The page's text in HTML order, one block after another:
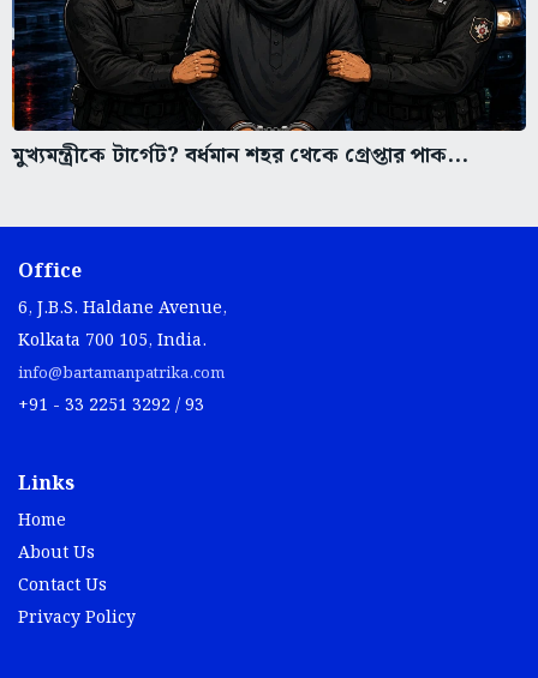
মুখ্যমন্ত্রীকে টার্গেট? বর্ধমান শহর থেকে গ্রেপ্তার পাক...
Office
6, J.B.S. Haldane Avenue,
Kolkata 700 105, India.
info@bartamanpatrika.com
+91 - 33 2251 3292 / 93
Links
Home
About Us
Contact Us
Privacy Policy